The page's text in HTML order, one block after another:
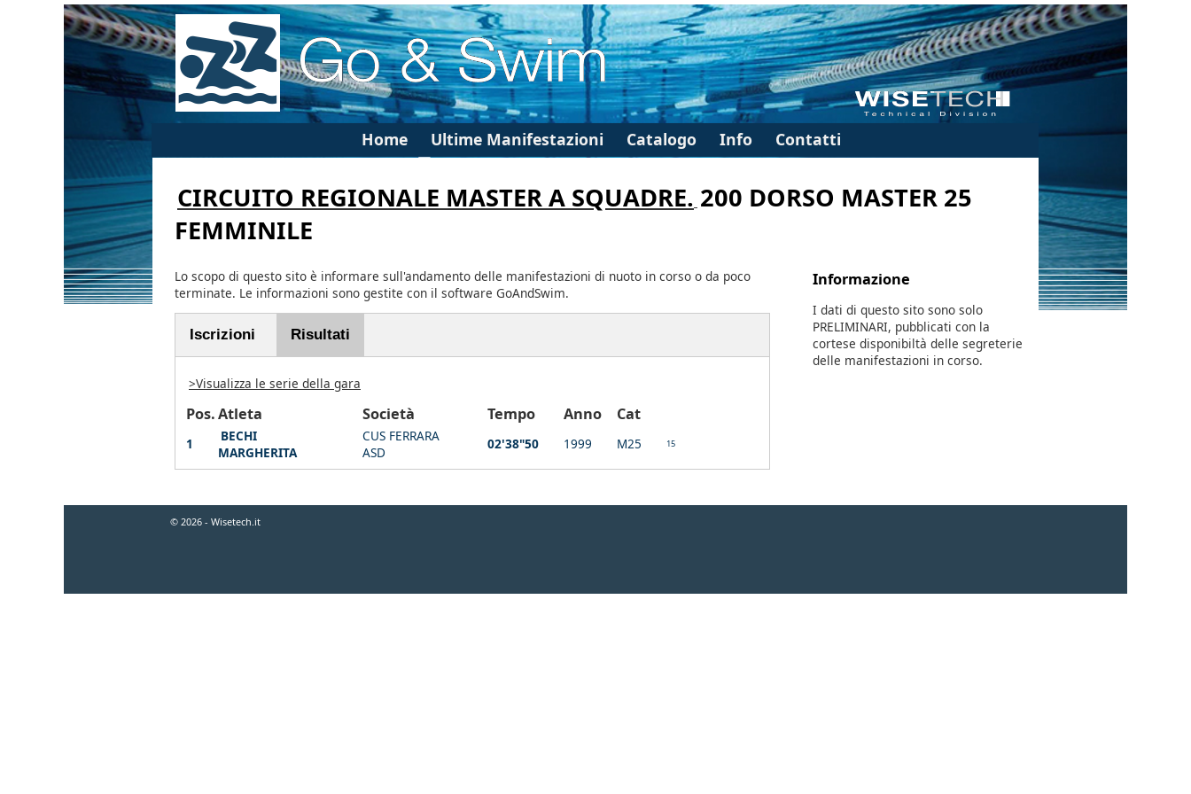
Home Ultime Manifestazioni Catalogo Info Contatti
CIRCUITO REGIONALE MASTER A SQUADRE. 200 DORSO MASTER 25
FEMMINILE
Lo scopo di questo sito è informare sull'andamento delle manifestazioni di nuoto in corso o da poco
terminate. Le informazioni sono gestite con il software GoAndSwim.
Iscrizioni Risultati
>Visualizza le serie della gara
Pos.Atleta Società Tempo Anno Cat
1
BECHI
MARGHERITA
CUS FERRARA
ASD
02'38"50 1999 M25 15
Informazione
I dati di questo sito sono solo
PRELIMINARI, pubblicati con la
cortese disponibiltà delle segreterie
delle manifestazioni in corso.
© 2026 - Wisetech.it